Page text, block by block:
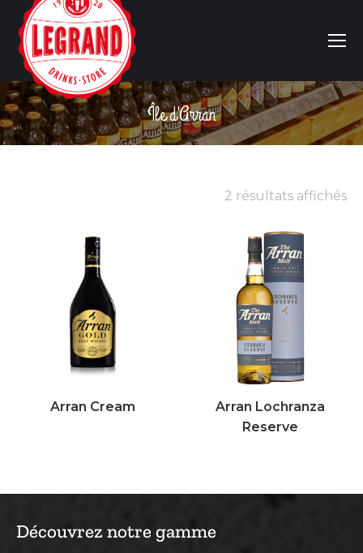
Île d'Arran
Vous êtes ici :
2 résultats affichés
Arran Cream
Arran Lochranza
Reserve
Découvrez notre gamme